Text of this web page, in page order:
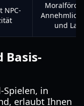
NPC-
und
Basis-
Spielen, in
erlaubt Ihnen